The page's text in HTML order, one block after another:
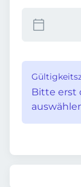
Bitte erst